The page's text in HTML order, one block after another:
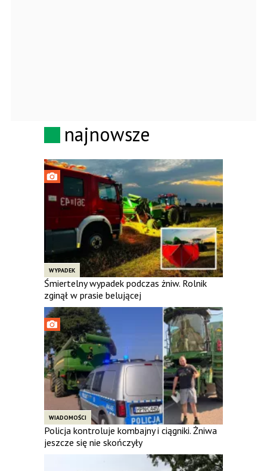
najnowsze
WYPADEK
Śmiertelny wypadek podczas żniw. Rolnik
zginął w prasie belującej
WIADOMOŚCI
Policja kontroluje kombajny i ciągniki. Żniwa
jeszcze się nie skończyły